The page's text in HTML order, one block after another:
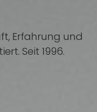
Erfahrung und
Seit 1996.